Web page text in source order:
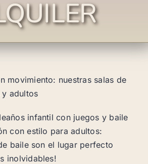
movimiento: nuestras salas de
y adultos
infantil con juegos y baile
con estilo para adultos:
baile son el lugar perfecto
inolvidables!